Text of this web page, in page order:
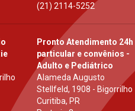
(21) 2114-5252
Pronto Atendimento 24h
particular e convênios -
Adulto e Pediátrico
Alameda Augusto
Stellfeld, 1908 - Bigorrilho
Curitiba, PR